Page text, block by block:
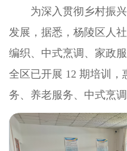
为深入贯彻乡村振兴
发展，据悉，杨陵区人
编织、中式烹调、家政
全区已开展 12 期培训，
务、养老服务、中式烹